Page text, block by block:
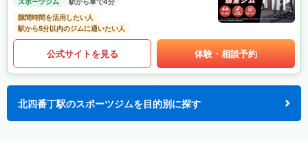
スポーツジム
駅から車で4分
隙間時間を活用したい人
駅から5分以内のジムに通いたい人
公式サイトを見る 体験・相談予約
北四番丁駅のスポーツジムを目的別に探す